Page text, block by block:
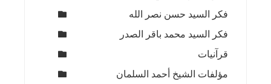
فكر السيد حسن نصر الله
فكر السيد محمد باقر الصدر
قرآنيات
مؤلفات الشيخ أحمد السلمان